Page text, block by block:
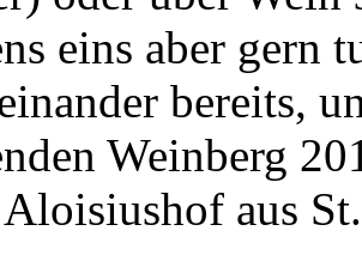
eins aber gern
bereits,
Weinberg
aus